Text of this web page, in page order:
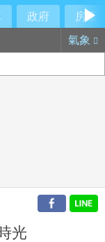
政府
房產
氣象
光